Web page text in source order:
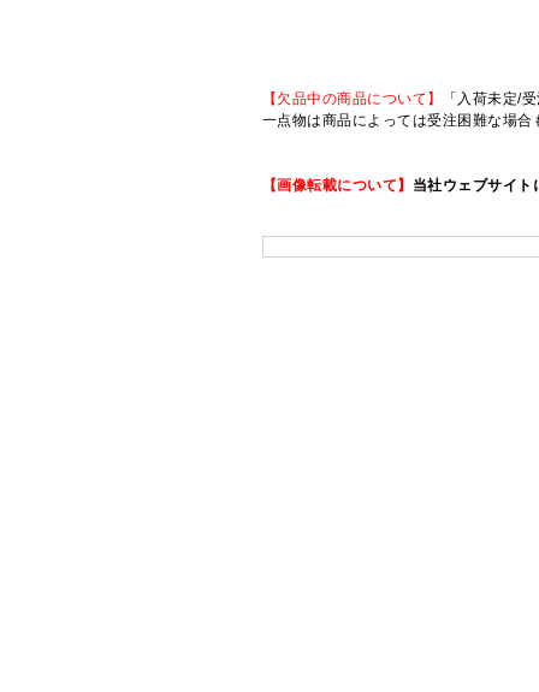
【欠品中の商品について】
「入荷未定/
一点物は商品によっては受注困難な場
【画像転載について】 当社ウェブサイト